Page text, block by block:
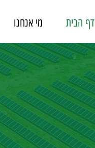
דף הבית מי אנחנו